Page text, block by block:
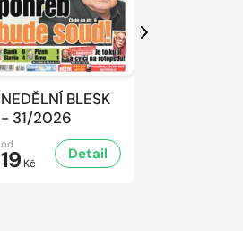
NEDĚLNÍ BLESK
- 31/2026
od
19 Kč
Detail
Další